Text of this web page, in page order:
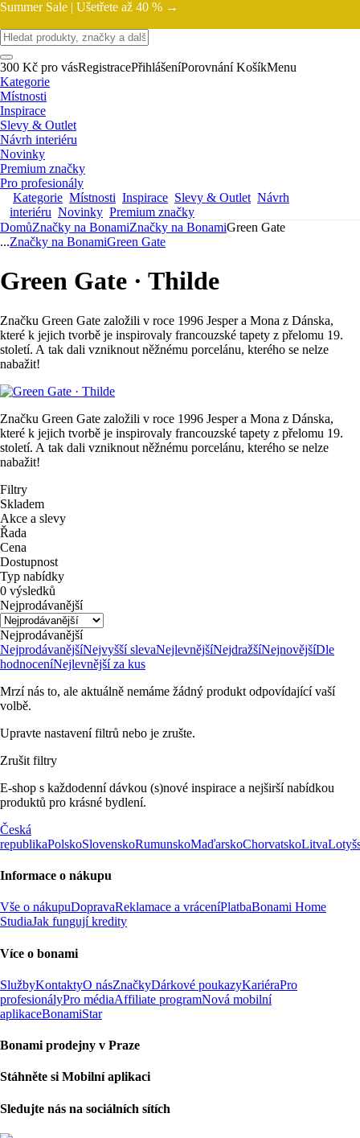
Summer Sale | Ušetřete až 40 % →
300 Kč pro vásRegistracePřihlášeníPorovnání KošíkMenu
Kategorie
Místnosti
Inspirace
Slevy & Outlet
Návrh interiéru
Novinky
Premium značky
Pro profesionály
Kategorie Místnosti Inspirace Slevy & Outlet Návrh
interiéru Novinky Premium značky
DomůZnačky na BonamiZnačky na BonamiGreen Gate
...Značky na BonamiGreen Gate
Green Gate · Thilde
Značku Green Gate založili v roce 1996 Jesper a Mona z Dánska,
které k jejich tvorbě je inspirovaly francouzské tapety z přelomu 19.
století. A tak dali vzniknout něžnému porcelánu, kterého se nelze
nabažit!
Značku Green Gate založili v roce 1996 Jesper a Mona z Dánska,
které k jejich tvorbě je inspirovaly francouzské tapety z přelomu 19.
století. A tak dali vzniknout něžnému porcelánu, kterého se nelze
nabažit!
Filtry
Skladem
Akce a slevy
Řada
Cena
Dostupnost
Typ nabídky
0 výsledků
Nejprodávanější
Nejprodávanější
NejprodávanějšíNejvyšší slevaNejlevnějšíNejdražšíNejnovějšíDle
hodnoceníNejlevnější za kus
Mrzí nás to, ale aktuálně nemáme žádný produkt odpovídající vaší
volbě.
Upravte nastavení filtrů nebo je zrušte.
Zrušit filtry
E-shop s každodenní dávkou (s)nové inspirace a nejširší nabídkou
produktů pro krásné bydlení.
Česká
republikaPolskoSlovenskoRumunskoMaďarskoChorvatskoLitva
Informace o nákupu
Vše o nákupuDopravaReklamace a vráceníPlatbaBonami Home
StudiaJak fungují kredity
Více o bonami
SlužbyKontaktyO násZnačkyDárkové poukazyKariéraPro
profesionályPro médiaAffiliate programNová mobilní
aplikaceBonamiStar
Bonami prodejny v Praze
Stáhněte si Mobilní aplikaci
Sledujte nás na sociálních sítích